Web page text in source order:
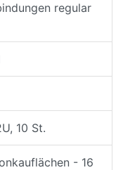
regular
10 St.
- 16